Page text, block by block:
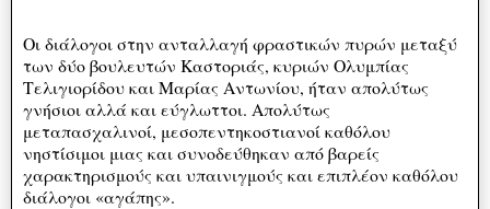
Οι διάλογοι στην ανταλλαγή φραστικών πυρών μεταξύ
των δύο βουλευτών Καστοριάς, κυριών Ολυμπίας
Τελιγιορίδου και Μαρίας Αντωνίου, ήταν απολύτως
γνήσιοι αλλά και εύγλωττοι. Απολύτως
μεταπασχαλινοί, μεσοπεντηκοστιανοί καθόλου
νηστίσιμοι μιας και συνοδεύθηκαν από βαρείς
χαρακτηρισμούς και υπαινιγμούς και επιπλέον καθόλου
διάλογοι «αγάπης».